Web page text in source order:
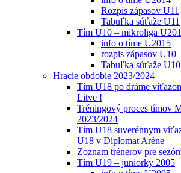
Rozpis zápasov U11
Tabuľka súťaže U11
Tím U10 – mikroliga
info o tíme U2015
rozpis zápasov U10
Tabuľka súťaže U10
Hracie obdobie 2023/2024
Tím U18 po dráme
Litve !
Tréningový proces tímov
2023/2024
Tím U18 suverénnym
U18 v Diplomat Aréne
Zoznam trénerov pre
Tím U19 – juniorky 2005